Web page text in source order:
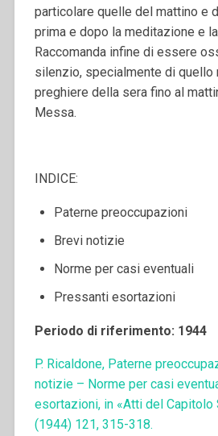
particolare quelle del mattino e
prima e dopo la meditazione e
Raccomanda infine di essere
silenzio, specialmente di quello
preghiere della sera fino al
Messa.
INDICE:
Paterne preoccupazioni
Brevi notizie
Norme per casi eventuali
Pressanti esortazioni
Periodo di riferimento: 1944
P. Ricaldone, Paterne
notizie – Norme per casi
esortazioni, in «Atti del Capitolo
(1944) 121, 315-318.